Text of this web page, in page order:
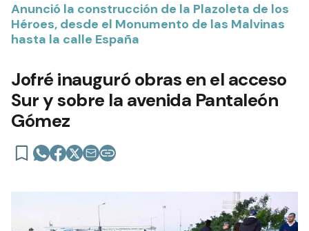
Anunció la construcción de la Plazoleta de los
Héroes, desde el Monumento de las Malvinas
hasta la calle España
Jofré inauguró obras en el acceso
Sur y sobre la avenida Pantaleón
Gómez